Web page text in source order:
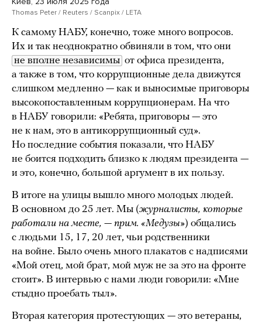
Thomas Peter / Reuters / Scanpix / LETA
К самому НАБУ, конечно, тоже много вопросов.
Их и так неоднократно обвиняли в том, что они
не вполне независимы от офиса президента,
а также в том, что коррупционные дела движутся
слишком медленно — как и выносимые приговоры
высокопоставленным коррупционерам. На что
в НАБУ говорили: «Ребята, приговоры — это
не к нам, это в антикоррупционный суд».
Но последние события показали, что НАБУ
не боится подходить близко к людям президента —
и это, конечно, большой аргумент в их пользу.
В итоге на улицы вышло много молодых людей.
В основном до 25 лет. Мы (журналисты, которые
работали на месте, — прим. «Медузы») общались
с людьми 15, 17, 20 лет, чьи родственники
на войне. Было очень много плакатов с надписями
«Мой отец, мой брат, мой муж не за это на фронте
стоит». В интервью с нами люди говорили: «Мне
стыдно проебать тыл».
Вторая категория протестующих — это ветераны,